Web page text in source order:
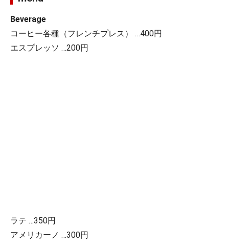
Beverage
コーヒー各種（フレンチプレス） …400円
エスプレッソ …200円
ラテ …350円
アメリカーノ …300円